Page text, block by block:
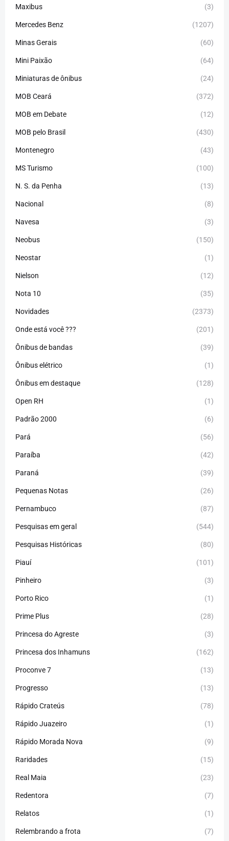
Maxibus (3)
Mercedes Benz (1207)
Minas Gerais (60)
Mini Paixão (64)
Miniaturas de ônibus (24)
MOB Ceará (372)
MOB em Debate (12)
MOB pelo Brasil (430)
Montenegro (43)
MS Turismo (100)
N. S. da Penha (13)
Nacional (8)
Navesa (3)
Neobus (150)
Neostar (1)
Nielson (12)
Nota 10 (35)
Novidades (2373)
Onde está você ??? (201)
Ônibus de bandas (39)
Ônibus elétrico (1)
Ônibus em destaque (128)
Open RH (1)
Padrão 2000 (6)
Pará (56)
Paraíba (42)
Paraná (39)
Pequenas Notas (26)
Pernambuco (87)
Pesquisas em geral (544)
Pesquisas Históricas (80)
Piauí (101)
Pinheiro (3)
Porto Rico (1)
Prime Plus (28)
Princesa do Agreste (3)
Princesa dos Inhamuns (162)
Proconve 7 (13)
Progresso (13)
Rápido Crateús (78)
Rápido Juazeiro (1)
Rápido Morada Nova (9)
Raridades (15)
Real Maia (23)
Redentora (7)
Relatos (1)
Relembrando a frota (7)